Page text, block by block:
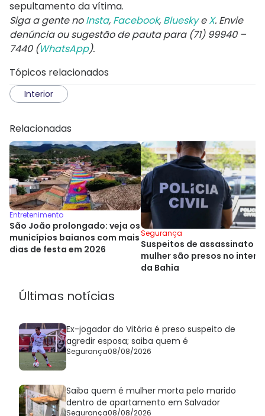
sepultamento da vítima.
Siga a gente noInsta, Facebook, BlueskyeX. Envie
denúncia ou sugestão de pauta para (71) 99940 –
7440 (WhatsApp).
Tópicos relacionados
Interior
Relacionadas
Entretenimento
São João prolongado: veja os
municípios baianos com mais
dias de festa em 2026
Segurança
Suspeitos de assassinato
mulher são presos no
da Bahia
Últimas notícias
Ex-jogador do Vitória é preso suspeito de
agredir esposa; saiba quem é
Segurança08/08/2026
Saiba quem é mulher morta pelo marido
dentro de apartamento em Salvador
Segurança08/08/2026